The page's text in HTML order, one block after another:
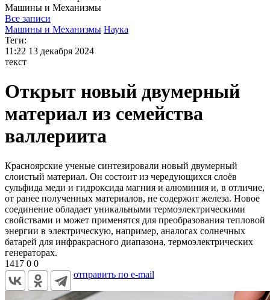
Машины и Механизмы
Все записи
Машины и Механизмы Наука
Теги:
11:22 13 декабря 2024
текст
Открыт новый двумерный
материал из семейства
валлериита
Красноярские ученые синтезировали новый двумерный
слоистый материал. Он состоит из чередующихся слоёв
сульфида меди и гидроксида магния и алюминия и, в отличие,
от ранее полученных материалов, не содержит железа. Новое
соединение обладает уникальными термоэлектрическими
свойствами и может применятся для преобразования тепловой
энергии в электрическую, например, аналогах солнечных
батарей для инфракрасного диапазона, термоэлектрических
генераторах.
1417 0 0
отправить по e-mail